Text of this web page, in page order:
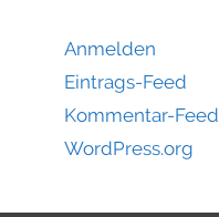
Anmelden
Eintrags-Feed
Kommentar-Feed
WordPress.org